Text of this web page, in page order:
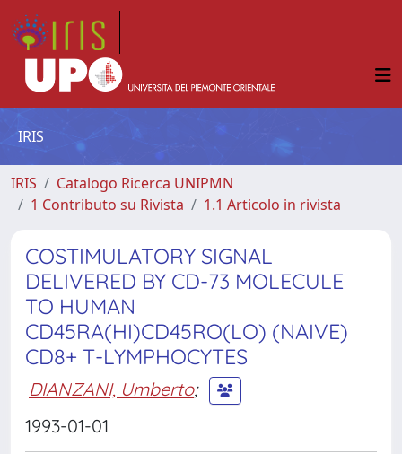
IRIS
IRIS
Catalogo Ricerca UNIPMN
1 Contributo su Rivista
1.1 Articolo in rivista
COSTIMULATORY SIGNAL
DELIVERED BY CD-73 MOLECULE
TO HUMAN
CD45RA(HI)CD45RO(LO) (NAIVE)
CD8+ T-LYMPHOCYTES
DIANZANI, Umberto;
1993-01-01